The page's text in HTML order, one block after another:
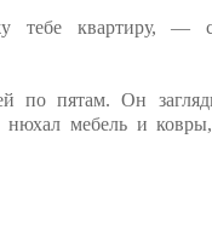
тебе квартиру, —
по пятам. ⁨Он
нюхал мебель и